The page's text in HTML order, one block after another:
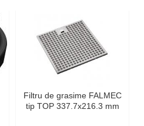
Filtru de grasime FALMEC
tip TOP 337.7x216.3 mm